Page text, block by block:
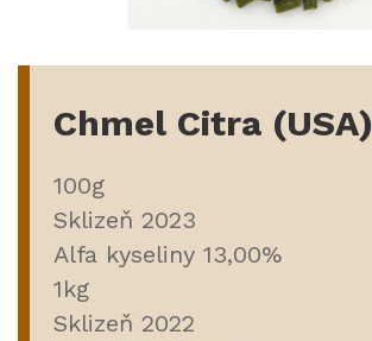
Chmel Citra (USA)
100g
Sklizeň 2023
Alfa kyseliny 13,00%
1kg
Sklizeň 2022